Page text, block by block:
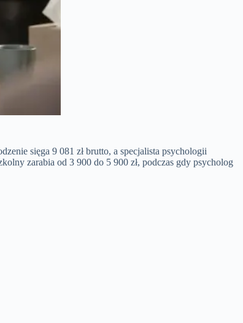
sięga 9 081 zł brutto, a specjalista psychologii
zarabia od 3 900 do 5 900 zł, podczas gdy psycholog